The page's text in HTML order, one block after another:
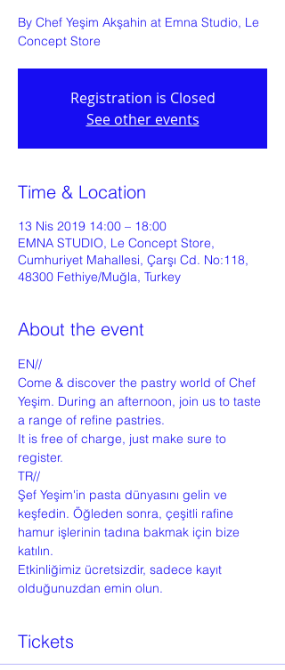
By Chef Yeşim Akşahin at Emna Studio, Le
Concept Store
Registration is Closed
See other events
Time & Location
13 Nis 2019 14:00 – 18:00
EMNA STUDIO, Le Concept Store,
Cumhuriyet Mahallesi, Çarşı Cd. No:118,
48300 Fethiye/Muğla, Turkey
About the event
EN//
Come & discover the pastry world of Chef
Yeşim. During an afternoon, join us to taste
a range of refine pastries.
It is free of charge, just make sure to
register.
TR//
Şef Yeşim'in pasta dünyasını gelin ve
keşfedin. Öğleden sonra, çeşitli rafine
hamur işlerinin tadına bakmak için bize
katılın.
Etkinliğimiz ücretsizdir, sadece kayıt
olduğunuzdan emin olun.
Tickets